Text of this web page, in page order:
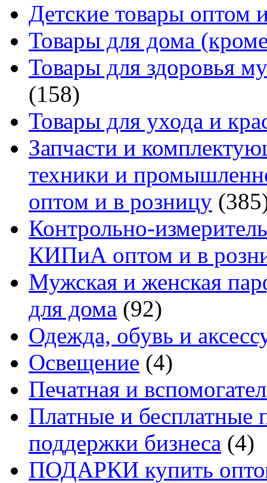
Детские товары оптом
Товары для дома
Товары для здоровья
(158)
Товары для ухода и
Запчасти и
техники и
оптом и в розницу
Контрольно-
КИПиА оптом и в
Мужская и женская
для дома (92)
Одежда, обувь и
Освещение (4)
Печатная и
Платные и бесплатные
поддержки бизнеса (4)
ПОДАРКИ купить